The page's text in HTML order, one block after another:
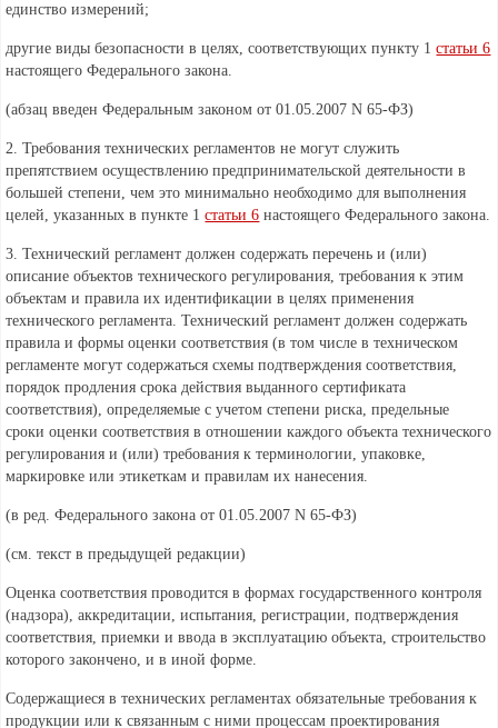
единство измерений;
другие виды безопасности в целях, соответствующих пункту 1статьи 6
настоящего Федерального закона.
(абзац введен Федеральнымзаконом от 01.05.2007 N 65-ФЗ)
2. Требования технических регламентов не могут служить
препятствием осуществлению предпринимательской деятельности в
большей степени, чем это минимально необходимо для выполнения
целей, указанных в пункте 1статьи 6 настоящего Федерального закона.
3. Технический регламент должен содержать перечень и (или)
описание объектов технического регулирования, требования к этим
объектам и правила их идентификации в целях применения
технического регламента. Технический регламент должен содержать
правила и формы оценки соответствия (в том числе в техническом
регламенте могут содержаться схемы подтверждения соответствия,
порядок продления срока действия выданного сертификата
соответствия), определяемые с учетом степени риска, предельные
сроки оценки соответствия в отношении каждого объекта технического
регулирования и (или) требования к терминологии, упаковке,
маркировке или этикеткам и правилам их нанесения.
(в ред. Федеральногозакона от 01.05.2007 N 65-ФЗ)
(см. текст в предыдущейредакции)
Оценка соответствия проводится в формах государственного контроля
(надзора), аккредитации, испытания, регистрации, подтверждения
соответствия, приемки и ввода в эксплуатацию объекта, строительство
которого закончено, и в иной форме.
Содержащиеся в технических регламентах обязательные требования к
продукции или к связанным с ними процессам проектирования